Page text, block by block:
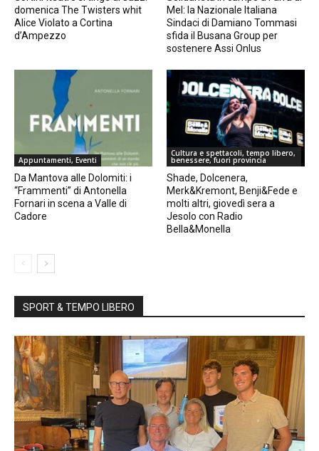
domenica The Twisters whit
Alice Violato a Cortina
d’Ampezzo
Mel: la Nazionale Italiana
Sindaci di Damiano Tommasi
sfida il Busana Group per
sostenere Assi Onlus
Appuntamenti, Eventi
Da Mantova alle Dolomiti: i
“Frammenti” di Antonella
Fornari in scena a Valle di
Cadore
Cultura e spettacoli, tempo libero,
benessere, fuori provincia
Shade, Dolcenera,
Merk&Kremont, Benji&Fede e
molti altri, giovedì sera a
Jesolo con Radio
Bella&Monella
SPORT & TEMPO LIBERO